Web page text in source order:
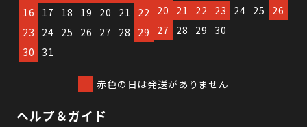
16
17 18 19 20 21
22
23
24 25 26 27 28
29
30
31
20
21 22 23 24 25
26
27
28 29 30
赤色の日は発送がありません
ヘルプ＆ガイド